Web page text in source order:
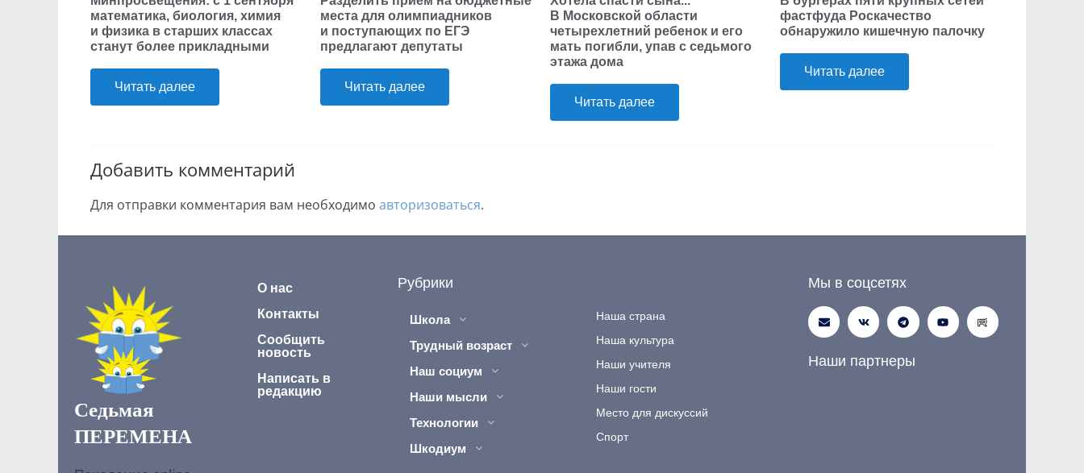
математика, биология, химия
и физика в старших классах
станут более прикладными
Читать далее
места для олимпиадников
и поступающих по ЕГЭ
предлагают депутаты
Читать далее
В Московской области
четырехлетний ребенок и его
мать погибли, упав с седьмого
этажа дома
Читать далее
фастфуда Роскачество
обнаружило кишечную палочку
Читать далее
Добавить комментарий
Для отправки комментария вам необходимо авторизоваться.
Седьмая
ПЕРЕМЕНА
О нас
Контакты
Сообщить
новость
Написать в
редакцию
Рубрики
Школа
Трудный возраст
Наш социум
Наши мысли
Технологии
Шкодиум
Наша страна
Наша культура
Наши учителя
Наши гости
Место для дискуссий
Спорт
Мы в соцсетях
Наши партнеры